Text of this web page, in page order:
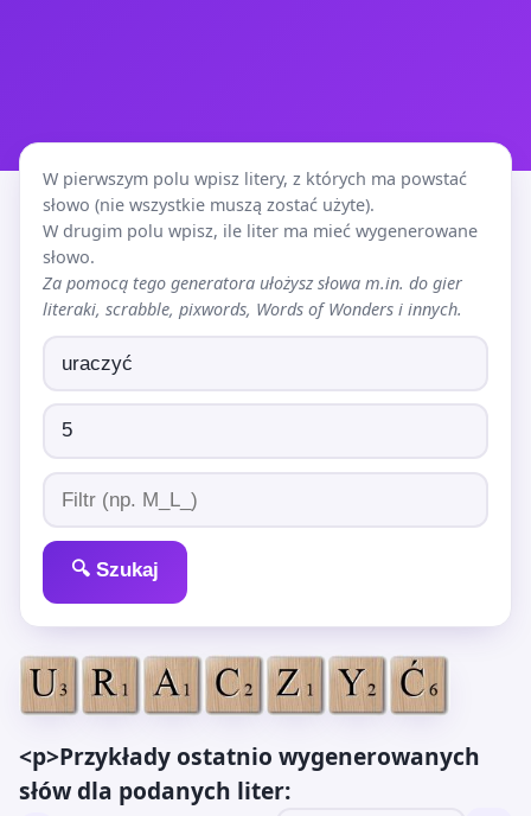
W pierwszym polu wpisz litery, z których ma powstać
słowo (nie wszystkie muszą zostać użyte).
W drugim polu wpisz, ile liter ma mieć wygenerowane
słowo.
Za pomocą tego generatora ułożysz słowa m.in. do gier
literaki, scrabble, pixwords, Words of Wonders i innych.
🔍 Szukaj
<p>Przykłady ostatnio wygenerowanych
słów dla podanych liter: